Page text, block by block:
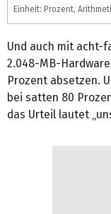
Einheit: Prozent,
Und auch mit acht-
2.048-MB-
Prozent absetzen.
bei satten 80
das Urteil lautet